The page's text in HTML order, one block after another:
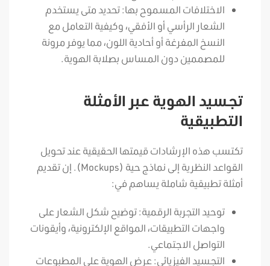
الاختلافات المسموح بها: تحديد متى يستخدم
الشعار الرأسي أو الأفقي، وكيفية التعامل مع
النسخ المفرغة أو أحادية اللون، مما يوفر مرونة
للمصممين دون المساس بصلابة الهوية.
تجسيد الهوية عبر الأمثلة
التطبيقية
تكتسب هذه الإرشادات قيمتها الحقيقية عند تحويل
القواعد النظرية إلى نماذج حية (Mockups). إن تقديم
أمثلة تطبيقية شاملة يساهم في:
توحيد التجربة الرقمية: توضيح شكل الشعار على
واجهات التطبيقات، المواقع الإلكترونية، وأيقونات
التواصل الاجتماعي.
التجسيد الفيزيائي: عرض الهوية على المطبوعات